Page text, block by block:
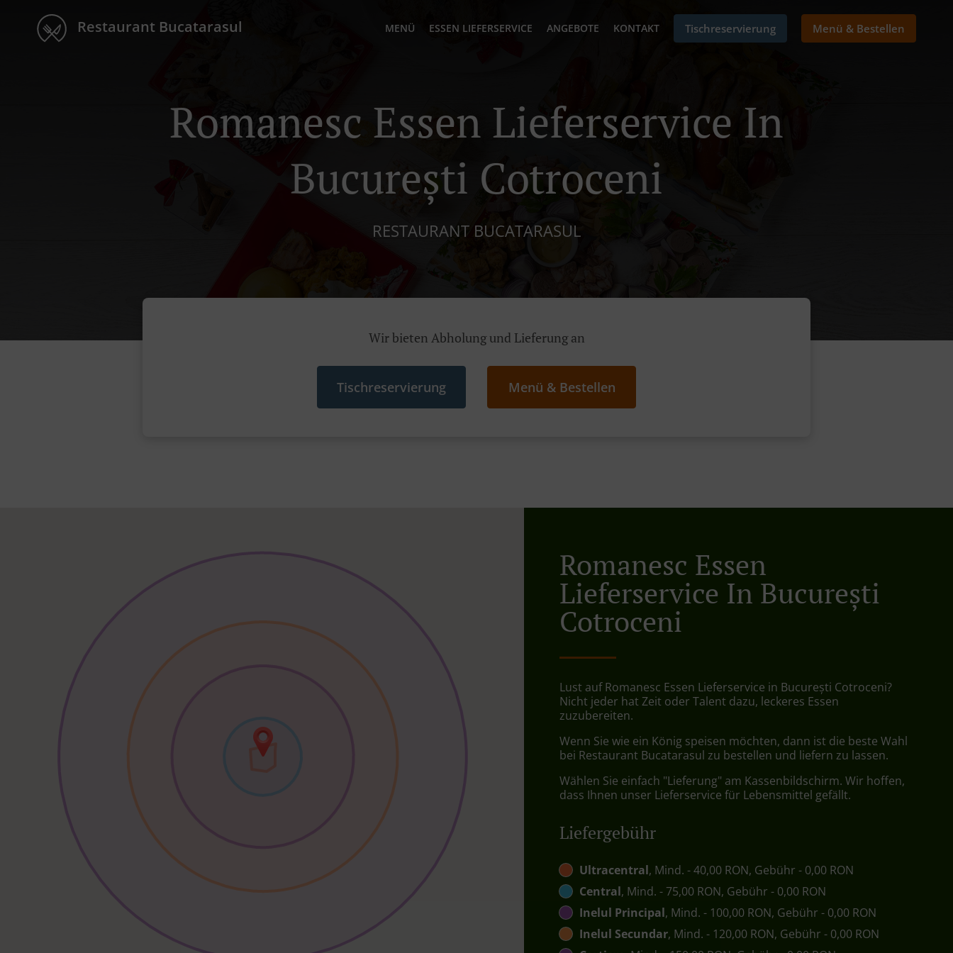
Restaurant Bucatarasul MENÜ ESSEN LIEFERSERVICE ANGEBOTE KONTAKT Tischreservierung Menü & Bestellen
Romanesc Essen Lieferservice In
București Cotroceni
RESTAURANT BUCATARASUL
Wir bieten Abholung und Lieferung an
Tischreservierung Menü & Bestellen
Romanesc Essen
Lieferservice In București
Cotroceni
Lust auf Romanesc Essen Lieferservice in București Cotroceni?
Nicht jeder hat Zeit oder Talent dazu, leckeres Essen
zuzubereiten.
Wenn Sie wie ein König speisen möchten, dann ist die beste Wahl
bei Restaurant Bucatarasul zu bestellen und liefern zu lassen.
Wählen Sie einfach "Lieferung" am Kassenbildschirm. Wir hoffen,
dass Ihnen unser Lieferservice für Lebensmittel gefällt.
Liefergebühr
Ultracentral, Mind. - 40,00 RON, Gebühr - 0,00 RON
Central, Mind. - 75,00 RON, Gebühr - 0,00 RON
Inelul Principal, Mind. - 100,00 RON, Gebühr - 0,00 RON
Inelul Secundar, Mind. - 120,00 RON, Gebühr - 0,00 RON